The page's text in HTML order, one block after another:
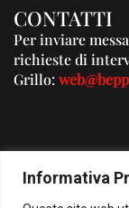
Informativa
CONTATTI
Per inviare
richieste di
Grillo: